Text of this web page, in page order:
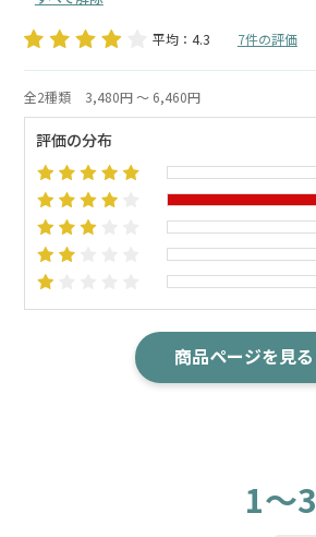
平均：4.3 7件の評価
全2種類 3,480円 ～ 6,460円
評価の分布
商品ページを見る
1～3